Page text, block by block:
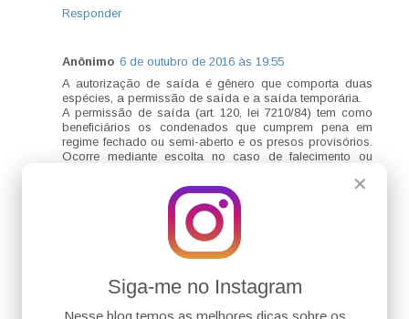
✕
Siga-me no Instagram
Nesse blog temos as melhores dicas sobre os
Responder
Anônimo 6 de outubro de 2016 às 19:55
A autorização de saída é gênero que comporta duas
espécies, a permissão de saída e a saída temporária.
A permissão de saída (art. 120, lei 7210/84) tem como
beneficiários os condenados que cumprem pena em
regime fechado ou semi-aberto e os presos provisórios.
Ocorre mediante escolta no caso de falecimento ou
descente e irmão e quando for necessário tratamento
médico do preso. É concedida pelo diretor do
estabelecimento e não possui prazo determinado, tem a
duração necessária à finalidade da saída (art. 121).
A saída temporária, por sua vez, é concedida aos
presos que cumprem pena no regime semi-aberto e é
frequência a curso supletivo profissionalizante, bem
como de instrução do 2º grau ou superior, e participação